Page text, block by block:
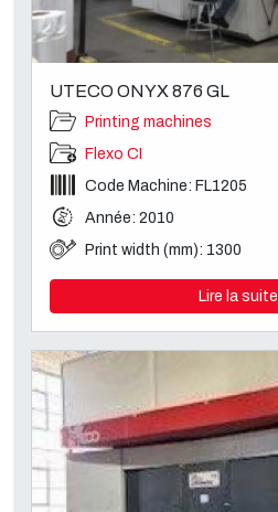
UTECO ONYX 876 GL
Printing machines
Flexo CI
Code Machine: FL1205
Année: 2010
Print width (mm): 1300
Lire la suite